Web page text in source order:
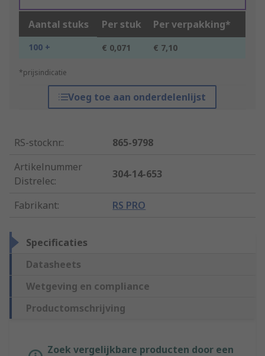
Aantal stuks Per stuk Per verpakking*
100 + € 0,071 € 7,10
*prijsindicatie
Voeg toe aan onderdelenlijst
RS-stocknr.:
865-9798
Artikelnummer
Distrelec:
304-14-653
Fabrikant: RS PRO
Specificaties
Datasheets
Wetgeving en compliance
Productomschrijving
Zoek vergelijkbare producten door een